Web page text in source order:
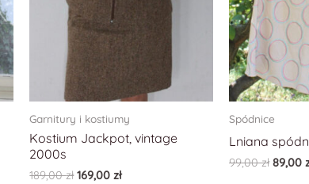
Garnitury i kostiumy
Kostium Jackpot, vintage
2000s
189,00zł 169,00zł
Spódnice
Lniana
99,00zł 89,00